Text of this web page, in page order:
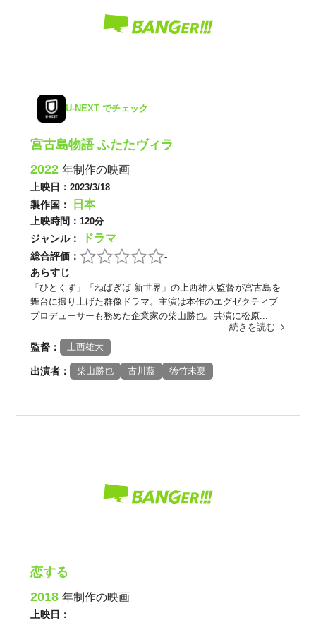
U-NEXT でチェック
宮古島物語 ふたたヴィラ
2022年制作の映画
上映日：2023/3/18
製作国： 日本
上映時間：120分
ジャンル： ドラマ
総合評価： -
あらすじ
「ひとくず」「ねばぎば 新世界」の上西雄大監督が宮古島を
舞台に撮り上げた群像ドラマ。主演は本作のエグゼクティブ
プロデューサーも務めた企業家の柴山勝也。共演に松原...
続きを読む
監督： 上西雄大
出演者： 柴山勝也 古川藍 徳竹未夏
恋する
2018年制作の映画
上映日：